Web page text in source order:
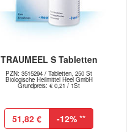
TRAUMEEL S Tabletten
PZN: 3515294 / Tabletten, 250 St
Biologische Heilmittel Heel GmbH
Grundpreis: € 0,21 / 1St
51,82 € -12% **